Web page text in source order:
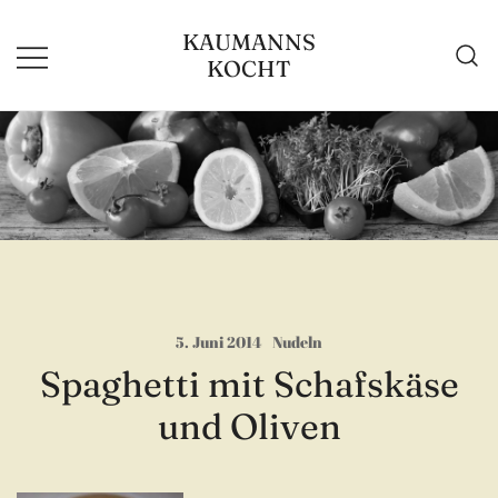
Inhalt
springen
KAUMANNS
KOCHT
5. Juni 2014 Nudeln
Spaghetti mit Schafskäse
und Oliven